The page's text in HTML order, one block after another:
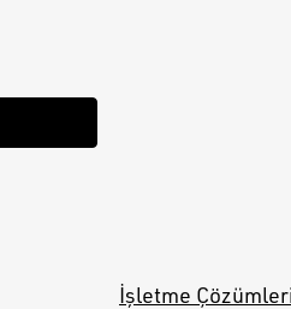
İşletme Çözümleri